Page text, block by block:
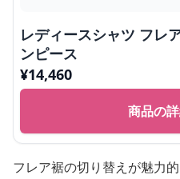
レディースシャツ フレ
ンピース
¥14,460
商品の
フレア裾の切り替えが魅力